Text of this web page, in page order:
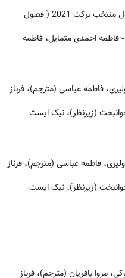
مجموعه سوالات تالیفی فصول منتخب برکت 2021 ( فصول
~فاطمه احمدی متمایل، فاطمه
فاطمه عباسی (مترجم)، فرناز
(زیرنظر)، نیک ایست
فاطمه عباسی (مترجم)، فرناز
(زیرنظر)، نیک ایست
مروا باقریان (مترجم)، فرناز